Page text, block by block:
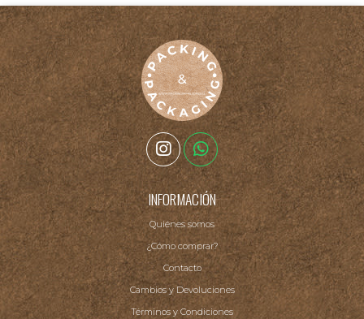
INFORMACIÓN
Quiénes somos
¿Cómo comprar?
Contacto
Cambios y Devoluciones
Términos y Condiciones